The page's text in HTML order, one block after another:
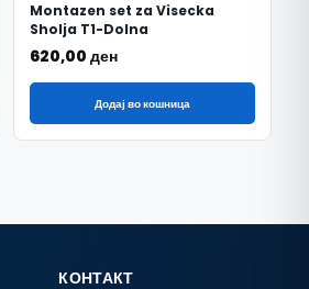
Montazen set za Visecka
Sholja T1-Dolna
620,00ден
Додај во кошница
КОНТАКТ